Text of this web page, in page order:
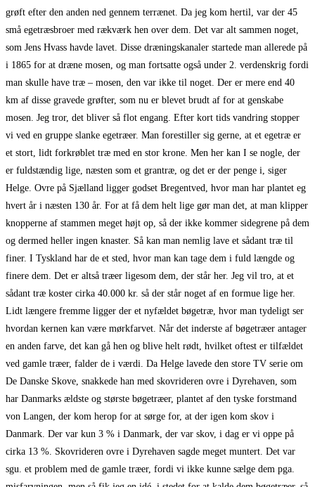
grøft efter den anden ned gennem terrænet. Da jeg kom hertil, var der 45
små egetræsbroer med rækværk hen over dem. Det var alt sammen noget,
som Jens Hvass havde lavet. Disse dræningskanaler startede man allerede på
i 1865 for at dræne mosen, og man fortsatte også under 2. verdenskrig fordi
man skulle have træ – mosen, den var ikke til noget. Der er mere end 40
km af disse gravede grøfter, som nu er blevet brudt af for at genskabe
mosen. Jeg tror, det bliver så flot engang. Efter kort tids vandring stopper
vi ved en gruppe slanke egetræer. Man forestiller sig gerne, at et egetræ er
et stort, lidt forkrøblet træ med en stor krone. Men her kan I se nogle, der
er fuldstændig lige, næsten som et grantræ, og det er der penge i, siger
Helge. Ovre på Sjælland ligger godset Bregentved, hvor man har plantet eg
hvert år i næsten 130 år. For at få dem helt lige gør man det, at man klipper
knopperne af stammen meget højt op, så der ikke kommer sidegrene på dem
og dermed heller ingen knaster. Så kan man nemlig lave et sådant træ til
finer. I Tyskland har de et sted, hvor man kan tage dem i fuld længde og
finere dem. Det er altså træer ligesom dem, der står her. Jeg vil tro, at et
sådant træ koster cirka 40.000 kr. så der står noget af en formue lige her.
Lidt længere fremme ligger der et nyfældet bøgetræ, hvor man tydeligt ser
hvordan kernen kan være mørkfarvet. Når det inderste af bøgetræer antager
en anden farve, det kan gå hen og blive helt rødt, hvilket oftest er tilfældet
ved gamle træer, falder de i værdi. Da Helge lavede den store TV serie om
De Danske Skove, snakkede han med skovrideren ovre i Dyrehaven, som
har Danmarks ældste og største bøgetræer, plantet af den tyske forstmand
von Langen, der kom herop for at sørge for, at der igen kom skov i
Danmark. Der var kun 3 % i Danmark, der var skov, i dag er vi oppe på
cirka 13 %. Skovrideren ovre i Dyrehaven sagde meget muntert. Det var
sgu. et problem med de gamle træer, fordi vi ikke kunne sælge dem pga.